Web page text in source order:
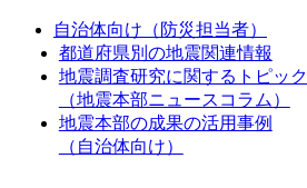
自治体向け（防災担当者）
都道府県別の地震関連情報
地震調査研究に関するトピック
（地震本部ニュースコラム）
地震本部の成果の活用事例
（自治体向け）